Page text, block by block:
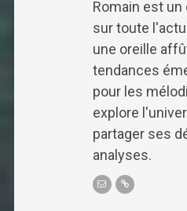
Romain est
sur toute
une oreille
tendances
pour les
explore
partager ses
analyses.